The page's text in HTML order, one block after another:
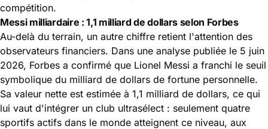
compétition.
Messi milliardaire : 1,1 milliard de dollars selon Forbes
Au-delà du terrain, un autre chiffre retient l'attention des
observateurs financiers. Dans une analyse publiée le 5 juin
2026, Forbes a confirmé que Lionel Messi a franchi le seuil
symbolique du milliard de dollars de fortune personnelle.
Sa valeur nette est estimée à 1,1 milliard de dollars, ce qui
lui vaut d'intégrer un club ultrasélect : seulement quatre
sportifs actifs dans le monde atteignent ce niveau, aux